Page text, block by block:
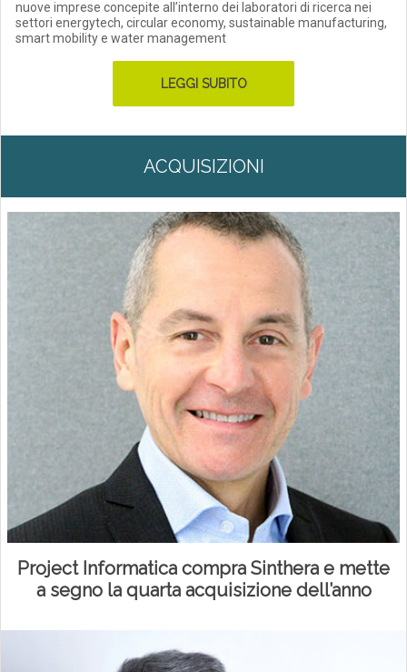
nuove imprese concepite all’interno dei laboratori di ricerca nei
settori energytech, circular economy, sustainable manufacturing,
smart mobility e water management
LEGGI SUBITO
ACQUISIZIONI
Project Informatica compra Sinthera e mette
a segno la quarta acquisizione dell’anno